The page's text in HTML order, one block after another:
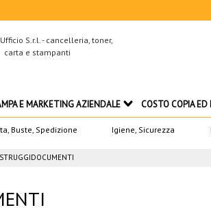
Buste, Spedizione Igiene, Sicurezza
E MARKETING AZIENDALE COSTO COPIA